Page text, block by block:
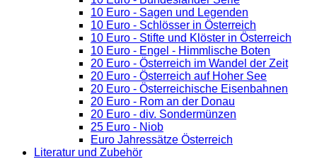
10 Euro - Sagen und Legenden
10 Euro - Schlösser in Österreich
10 Euro - Stifte und Klöster in Österreich
10 Euro - Engel - Himmlische Boten
20 Euro - Österreich im Wandel der Zeit
20 Euro - Österreich auf Hoher See
20 Euro - Österreichische Eisenbahnen
20 Euro - Rom an der Donau
20 Euro - div. Sondermünzen
25 Euro - Niob
Euro Jahressätze Österreich
Literatur und Zubehör